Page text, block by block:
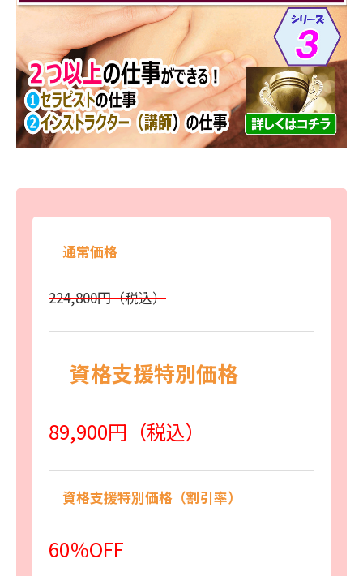
通常価格
224,800円（税込）
資格支援特別価格
89,900円（税込）
資格支援特別価格（割引率）
60％OFF